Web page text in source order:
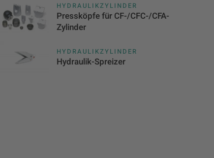
HYDRAULIKZYLINDER
Pressköpfe für CF-/CFC-/CFA-
Zylinder
HYDRAULIKZYLINDER
Hydraulik-Spreizer